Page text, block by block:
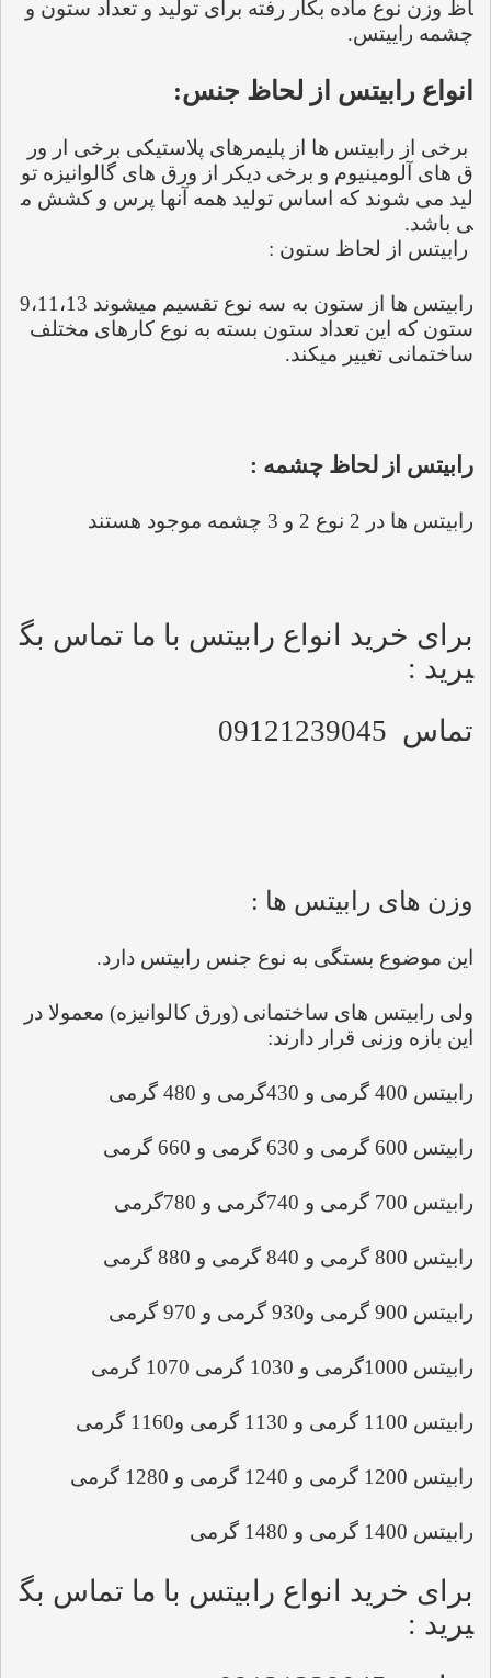
چشمه راییتس.
انواع رابیتس از لحاظ جنس:
برخی از رابیتس ها از پلیمرهای پلاستیکی برخی ار ور
ق های آلومینیوم و برخی دیکر از ورق های گالوانیزه تو
لید می شوند که اساس تولید همه آنها پرس و کشش م
ی باشد.
رابیتس از لحاظ ستون :
ساختمانی تغییر میکند.
رابیتس از لحاظ چشمه :
رابیتس ها در 2 نوع 2 و 3 چشمه موجود هستند
برای خرید انواع رابیتس با ما تماس بگ
یرید :
تماس  09121239045
وزن های رابیتس ها :
این موضوع بستگی به نوع جنس رابیتس دارد.
این بازه وزنی قرار دارند:
رابیتس 400 گرمی و 430گرمی و 480 گرمی
رابیتس 600 گرمی و 630 گرمی و 660 گرمی
رابیتس 700 گرمی و 740گرمی و 780گرمی
رابیتس 800 گرمی و 840 گرمی و 880 گرمی
رابیتس 900 گرمی و930 گرمی و 970 گرمی
رابیتس 1000گرمی و 1030 گرمی 1070 گرمی
رابیتس 1100 گرمی و 1130 گرمی و1160 گرمی
رابیتس 1200 گرمی و 1240 گرمی و 1280 گرمی
رابیتس 1400 گرمی و 1480 گرمی
برای خرید انواع رابیتس با ما تماس بگ
یرید :